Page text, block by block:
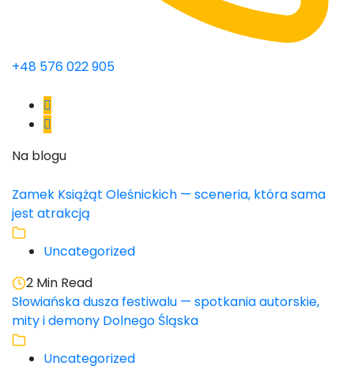
+48 576 022 905
Na blogu
Zamek Książąt Oleśnickich — sceneria, która sama
jest atrakcją
Uncategorized
2 Min Read
Słowiańska dusza festiwalu — spotkania autorskie,
mity i demony Dolnego Śląska
Uncategorized